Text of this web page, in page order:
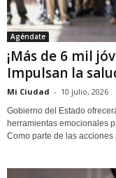
Agéndate
¡Más de 6 mil
Impulsan la
Mi Ciudad - 10 julio, 2026
Gobierno del Estado
herramientas emocionales
Como parte de las acciones